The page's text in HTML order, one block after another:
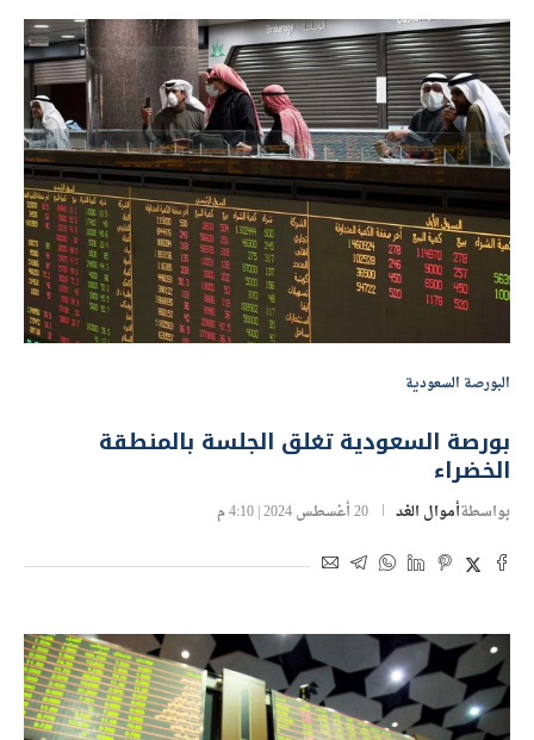
البورصة السعودية
بورصة السعودية تغلق الجلسة بالمنطقة
الخضراء
بواسطةأموال الغد 20 أغسطس 2024 | 4:10 م